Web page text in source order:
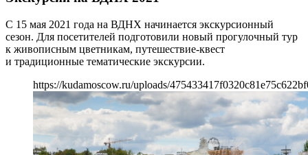
С 15 мая 2021 года на ВДНХ начинается экскурсионный
сезон. Для посетителей подготовили новый прогулочный тур
к живописным цветникам, путешествие-квест
и традиционные тематические экскурсии.
https://kudamoscow.ru/uploads/